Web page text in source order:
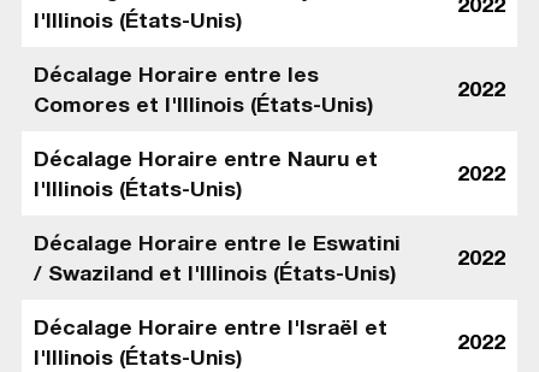
l'Illinois (États-Unis)
Décalage Horaire entre les
Comores et l'Illinois (États-Unis)
2022
Décalage Horaire entre Nauru et
l'Illinois (États-Unis)
2022
Décalage Horaire entre le Eswatini
/ Swaziland et l'Illinois (États-Unis)
2022
Décalage Horaire entre l'Israël et
l'Illinois (États-Unis)
2022